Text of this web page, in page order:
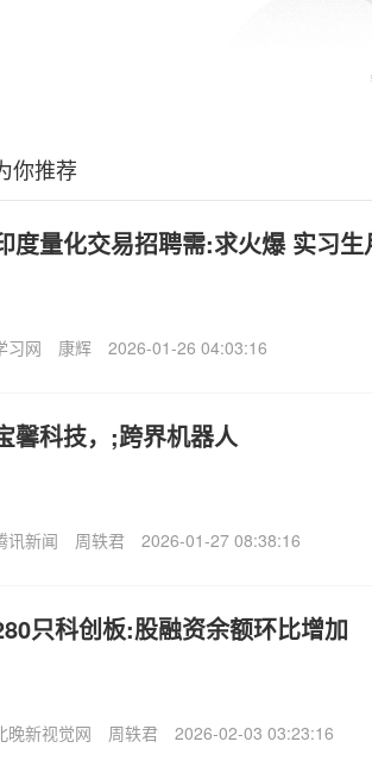
你推荐
度量化交易招聘需:求火爆 实习
习网 康辉 2026-01-26 04:03:16
馨科技，;跨界机器人
讯新闻 周轶君 2026-01-27 08:38:16
只科创板:股融资余额环比增加
晚新视觉网 周轶君 2026-02-03 03:23:16